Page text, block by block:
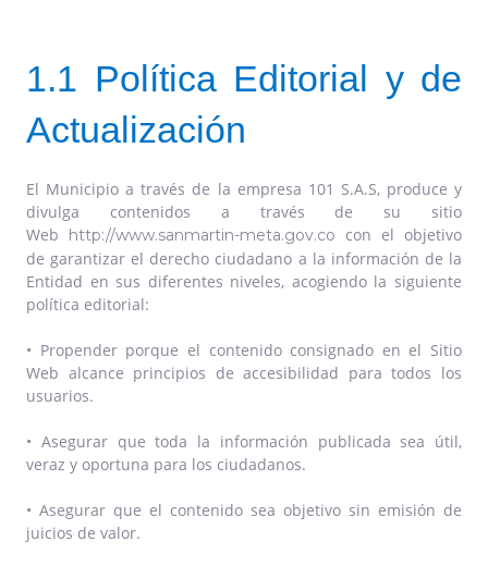
1.1 Política Editorial y de
Actualización
El Municipio a través de la empresa 101 S.A.S, produce y
divulga contenidos a través de su sitio
Web http://www.sanmartin-meta.gov.co con el objetivo
de garantizar el derecho ciudadano a la información de la
Entidad en sus diferentes niveles, acogiendo la siguiente
política editorial:
• Propender porque el contenido consignado en el Sitio
Web alcance principios de accesibilidad para todos los
usuarios.
• Asegurar que toda la información publicada sea útil,
veraz y oportuna para los ciudadanos.
• Asegurar que el contenido sea objetivo sin emisión de
juicios de valor.